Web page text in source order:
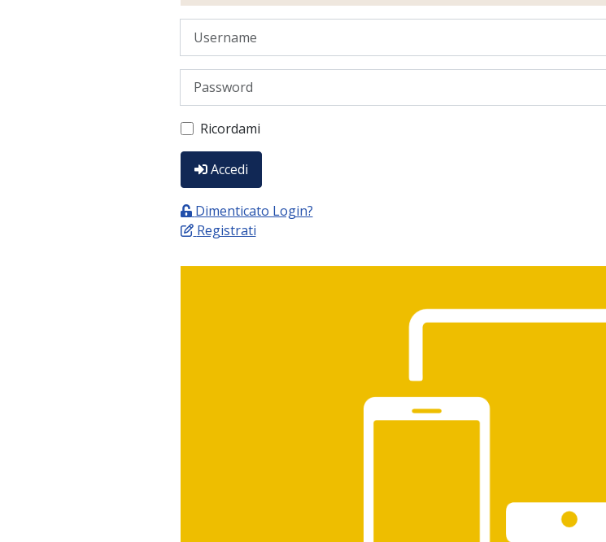
Username
Password
Ricordami
Accedi
Dimenticato Login?
Registrati